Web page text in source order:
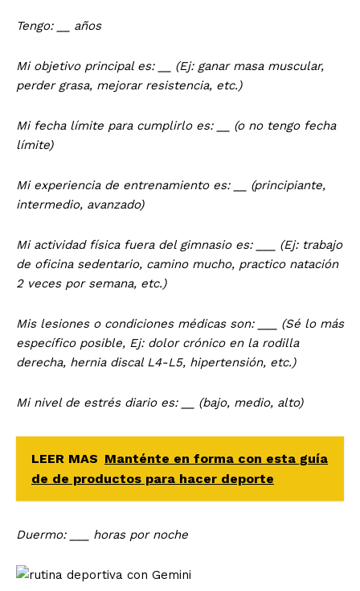
Tengo: __ años
Mi objetivo principal es: __ (Ej: ganar masa muscular,
perder grasa, mejorar resistencia, etc.)
Mi fecha límite para cumplirlo es: __ (o no tengo fecha
límite)
Mi experiencia de entrenamiento es: __ (principiante,
intermedio, avanzado)
Mi actividad física fuera del gimnasio es: ___ (Ej: trabajo
de oficina sedentario, camino mucho, practico natación
2 veces por semana, etc.)
Mis lesiones o condiciones médicas son: ___ (Sé lo más
específico posible, Ej: dolor crónico en la rodilla
derecha, hernia discal L4-L5, hipertensión, etc.)
Mi nivel de estrés diario es: __ (bajo, medio, alto)
LEER MAS Manténte en forma con esta guía
de de productos para hacer deporte
Duermo: ___ horas por noche